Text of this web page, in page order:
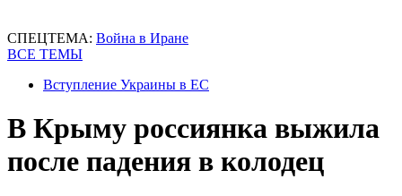
СПЕЦТЕМА: Война в Иране
ВСЕ ТЕМЫ
Вступление Украины в ЕС
В Крыму россиянка выжила
после падения в колодец